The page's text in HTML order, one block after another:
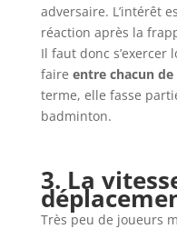
adversaire. L’intérêt
réaction après la
Il faut donc s’exercer
faire entre chacun
terme, elle fasse
badminton.
3. La
Très peu de joueurs